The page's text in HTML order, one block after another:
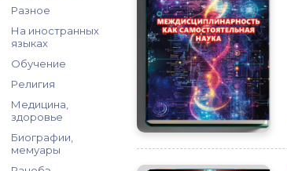
Разное
На иностранных
языках
Обучение
Религия
Медицина,
здоровье
Биографии,
мемуары